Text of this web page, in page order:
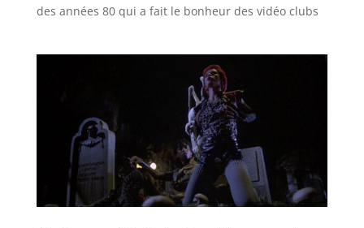
des années 80 qui a fait le bonheur des vidéo clubs